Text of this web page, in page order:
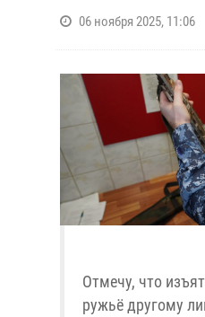
06 ноября 2025, 11:06
Отмечу, что
ружьё другому